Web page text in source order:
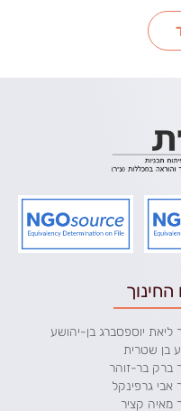
החינוך
ליאת יוספסברג בן-יהושע
בן שטרית
ברק בר-זוהר
אבי גרפינקל
מאיה קציר